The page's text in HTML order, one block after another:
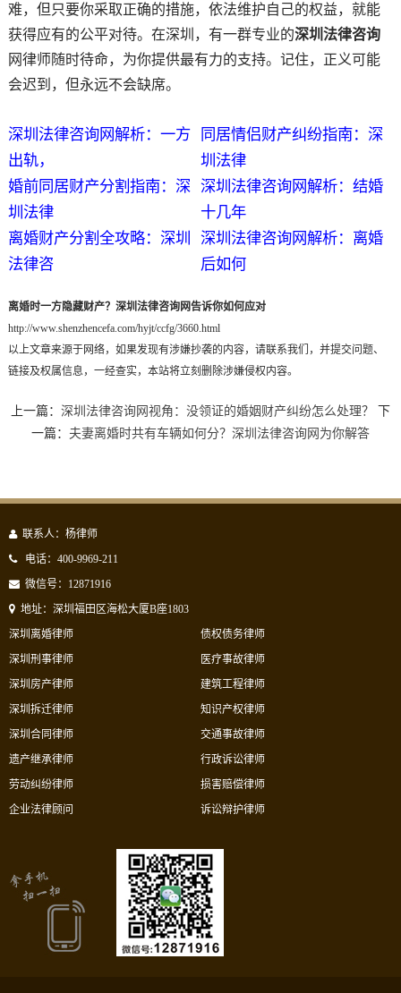
难，但只要你采取正确的措施，依法维护自己的权益，就能
获得应有的公平对待。在深圳，有一群专业的深圳法律咨询
网律师随时待命，为你提供最有力的支持。记住，正义可能
会迟到，但永远不会缺席。
深圳法律咨询网解析：一方
出轨，
同居情侣财产纠纷指南：深
圳法律
婚前同居财产分割指南：深
圳法律
深圳法律咨询网解析：结婚
十几年
离婚财产分割全攻略：深圳
法律咨
深圳法律咨询网解析：离婚
后如何
离婚时一方隐藏财产？深圳法律咨询网告诉你如何应对
http://www.shenzhencefa.com/hyjt/ccfg/3660.html
以上文章来源于网络，如果发现有涉嫌抄袭的内容，请联系我们，并提交问题、
链接及权属信息，一经查实，本站将立刻删除涉嫌侵权内容。
上一篇： 深圳法律咨询网视角：没领证的婚姻财产纠纷怎么处理？
下
一篇： 夫妻离婚时共有车辆如何分？深圳法律咨询网为你解答
联系人：杨律师
电话：400-9969-211
微信号：12871916
地址：深圳福田区海松大厦B座1803
深圳离婚律师
深圳刑事律师
深圳房产律师
深圳拆迁律师
债权债务律师
医疗事故律师
建筑工程律师
知识产权律师
深圳合同律师
遗产继承律师
劳动纠纷律师
企业法律顾问
交通事故律师
行政诉讼律师
损害赔偿律师
诉讼辩护律师